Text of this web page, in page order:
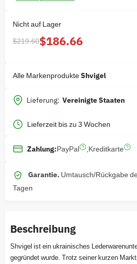
Nicht auf Lager
$219.60$186.66
Alle MarkenprodukteShvigel
Lieferung: Vereinigte Staaten
Lieferzeit bis zu 3 Wochen
Zahlung:PayPal Kreditkarte
Garantie. Umtausch/Rückgabe
Tagen
Beschreibung
Shvigel ist ein ukrainisches
gegründet wurde. Trotz seiner kurzen